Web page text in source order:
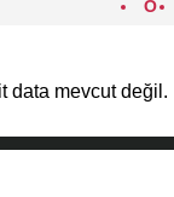
O
data mevcut değil.